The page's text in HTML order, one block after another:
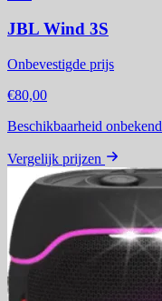
JBL Wind 3S
Onbevestigde prijs
€80,00
Beschikbaarheid onbekend
Vergelijk prijzen